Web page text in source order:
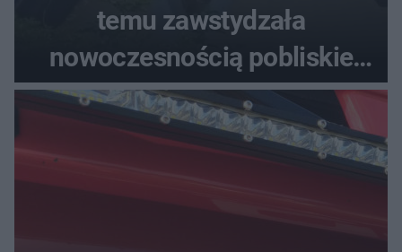
temu zawstydzała
nowoczesnością pobliskie
miasta. Prąd, telefon i
luksusowa auta